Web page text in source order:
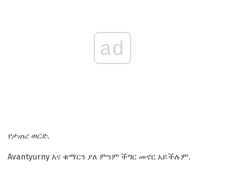
ad
የታጠረ ወርድ.
Avantyurny እና ቁማርን ያለ ምንም ችግር መኖር አይችሉም.